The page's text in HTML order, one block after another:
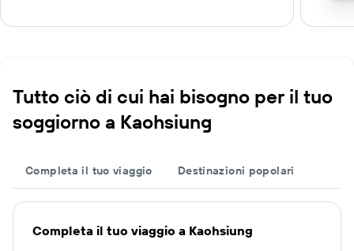
Tutto ciò di cui hai bisogno per il tuo
soggiorno a Kaohsiung
Completa il tuo viaggio Destinazioni popolari
Completa il tuo viaggio a Kaohsiung